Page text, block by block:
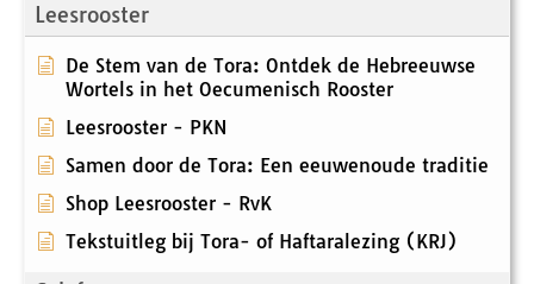
Leesrooster
De Stem van de Tora: Ontdek de Hebreeuwse
Wortels in het Oecumenisch Rooster
Leesrooster - PKN
Samen door de Tora: Een eeuwenoude traditie
Shop Leesrooster - RvK
Tekstuitleg bij Tora- of Haftaralezing (KRJ)